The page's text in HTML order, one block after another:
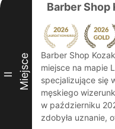
II Miejsce
Barber Shop
Barber Shop
miejsce na mapie
specjalizujące się
męskiego
w październiku
zdobyła uznanie,